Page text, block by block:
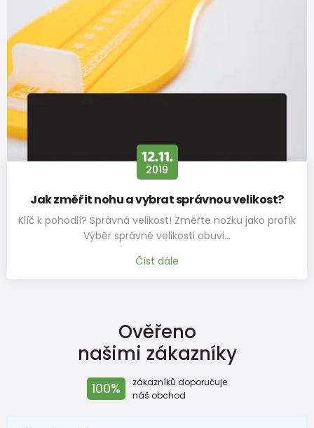
Rozměr
stélky v
225 231 237
12.11.
2019
Jak změřit nohu a vybrat správnou velikost?
Klíč k pohodlí? Správná velikost! Změřte nožku jako profík
Výběr správné velikosti obuvi…
Číst dále
Ověřeno
našimi zákazníky
100%
zákazníků doporučuje
náš obchod